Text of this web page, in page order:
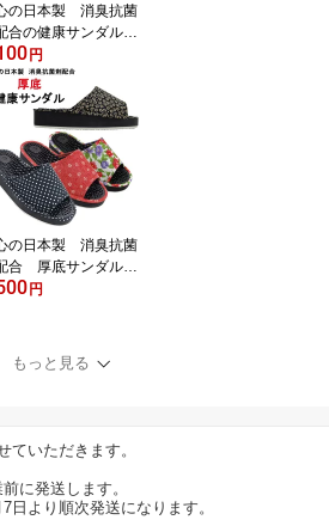
の日本製 消臭抗菌
合の健康サンダル・
スリッパ【売れ筋】
ススメ】
円
の日本製 消臭抗菌
合 厚底サンダル
サンダル・健康スリ
円
もっと見る
ていただきます。
に発送します。
日より順次発送になります。